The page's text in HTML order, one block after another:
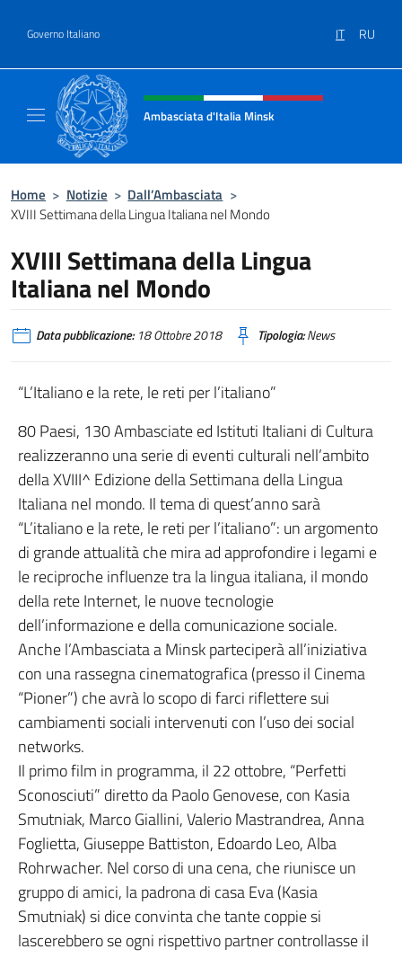
Governo Italiano IT RU
Intestazione sito, social e menù
Ambasciata d'Italia Minsk
Home > Notizie > Dall’Ambasciata >
XVIII Settimana della Lingua Italiana nel Mondo
XVIII Settimana della Lingua
Italiana nel Mondo
Data pubblicazione:18 Ottobre 2018 Tipologia:News
“L’Italiano e la rete, le reti per l’italiano”
80 Paesi, 130 Ambasciate ed Istituti Italiani di Cultura
realizzeranno una serie di eventi culturali nell’ambito
della XVIII^ Edizione della Settimana della Lingua
Italiana nel mondo. Il tema di quest’anno sarà
“L’italiano e la rete, le reti per l’italiano”: un argomento
di grande attualità che mira ad approfondire i legami e
le reciproche influenze tra la lingua italiana, il mondo
della rete Internet, le nuove tecnologie
dell’informazione e della comunicazione sociale.
Anche l’Ambasciata a Minsk parteciperà all’iniziativa
con una rassegna cinematografica (presso il Cinema
“Pioner”) che avrà lo scopo di farci riflettere sui
cambiamenti sociali intervenuti con l’uso dei social
networks.
Il primo film in programma, il 22 ottobre, “Perfetti
Sconosciuti” diretto da Paolo Genovese, con Kasia
Smutniak, Marco Giallini, Valerio Mastrandrea, Anna
Foglietta, Giuseppe Battiston, Edoardo Leo, Alba
Rohrwacher. Nel corso di una cena, che riunisce un
gruppo di amici, la padrona di casa Eva (Kasia
Smutniak) si dice convinta che tante coppie si
lascerebbero se ogni rispettivo partner controllasse il